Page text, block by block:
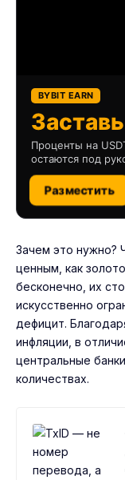
BYBIT EARN
Проценты на
остаются под
Разместить
Зачем это нужно?
ценным, как
бесконечно, их
искусственно
дефицит.
инфляции, в
центральные
количествах.